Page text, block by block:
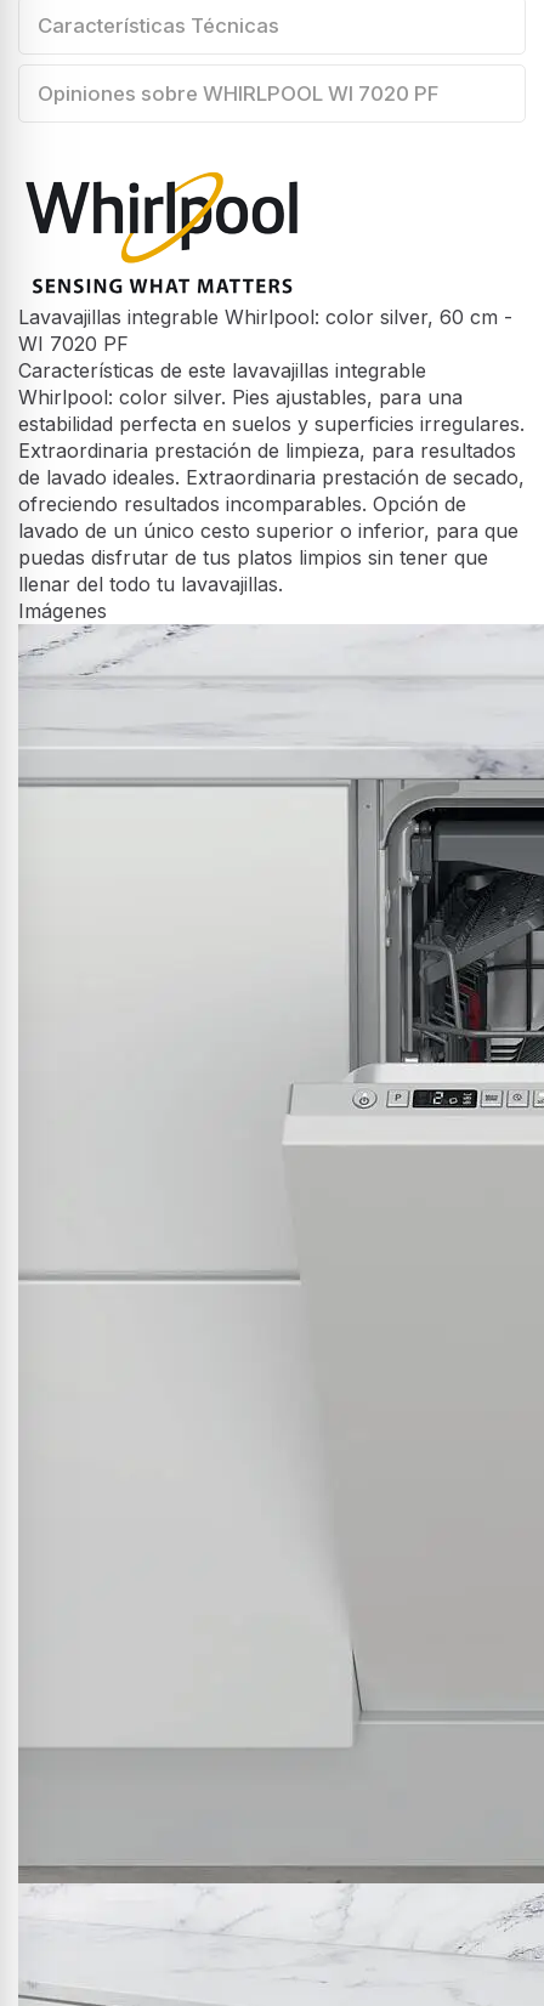
Características Técnicas
Opiniones sobre WHIRLPOOL WI 7020 PF
Lavavajillas integrable Whirlpool: color silver, 60 cm -
WI 7020 PF
Características de este lavavajillas integrable
Whirlpool: color silver. Pies ajustables, para una
estabilidad perfecta en suelos y superficies irregulares.
Extraordinaria prestación de limpieza, para resultados
de lavado ideales. Extraordinaria prestación de secado,
ofreciendo resultados incomparables. Opción de
lavado de un único cesto superior o inferior, para que
puedas disfrutar de tus platos limpios sin tener que
llenar del todo tu lavavajillas.
Imágenes